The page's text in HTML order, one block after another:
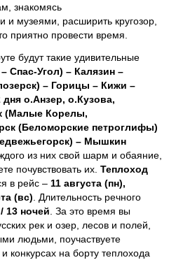
знакомясь
и музеями, расширить кругозор,
приятно провести время.
будут такие удивительные
Спас-Угол) – Калязин –
– Горицы – Кижи –
о.Анзер, о.Кузова,
(Малые Корелы,
(Беломорские петроглифы)
– Мышкин
из них свой шарм и обаяние,
почувствовать их. Теплоход
в рейс – 11 августа (пн),
(вс) . Длительность речного
13 ночей За это время вы
рек и озер, лесов и полей,
людьми, поучаствуете
конкурсах на борту теплохода